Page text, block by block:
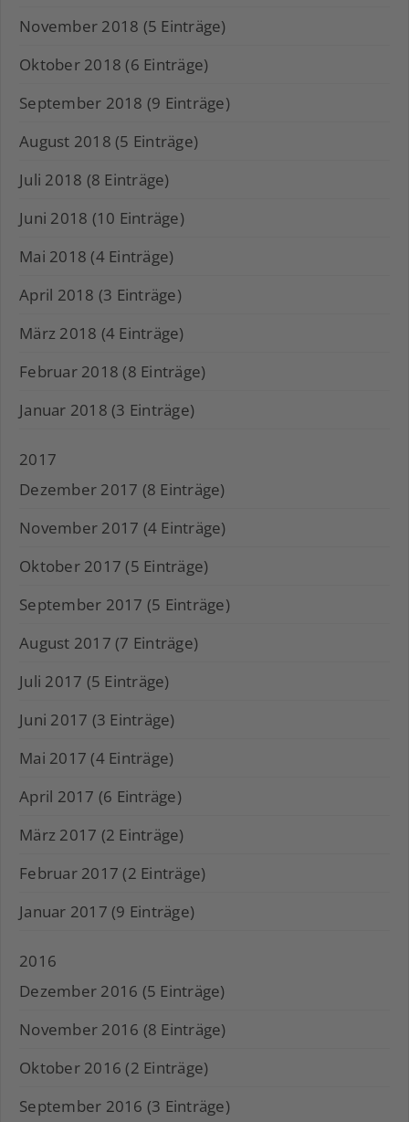
November 2018 (5 Einträge)
Oktober 2018 (6 Einträge)
September 2018 (9 Einträge)
August 2018 (5 Einträge)
Juli 2018 (8 Einträge)
Juni 2018 (10 Einträge)
Mai 2018 (4 Einträge)
April 2018 (3 Einträge)
März 2018 (4 Einträge)
Februar 2018 (8 Einträge)
Januar 2018 (3 Einträge)
2017
Dezember 2017 (8 Einträge)
November 2017 (4 Einträge)
Oktober 2017 (5 Einträge)
September 2017 (5 Einträge)
August 2017 (7 Einträge)
Juli 2017 (5 Einträge)
Juni 2017 (3 Einträge)
Mai 2017 (4 Einträge)
April 2017 (6 Einträge)
März 2017 (2 Einträge)
Februar 2017 (2 Einträge)
Januar 2017 (9 Einträge)
2016
Dezember 2016 (5 Einträge)
November 2016 (8 Einträge)
Oktober 2016 (2 Einträge)
September 2016 (3 Einträge)